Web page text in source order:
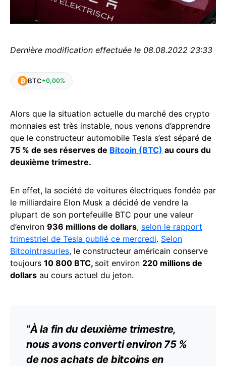
Dernière modification effectuée le 08.08.2022 23:33
BTC+0,00%
Alors que la situation actuelle du marché des crypto
monnaies est très instable, nous venons d’apprendre
que le constructeur automobile Tesla s’est séparé de
75 % de ses réserves de Bitcoin (BTC) au cours du
deuxième trimestre.
En effet, la société de voitures électriques fondée par
le milliardaire Elon Musk a décidé de vendre la
plupart de son portefeuille BTC pour une valeur
d’environ 936 millions de dollars, selon le rapport
trimestriel de Tesla publié ce mercredi. Selon
Bitcointrasuries, le constructeur américain conserve
toujours 10 800 BTC, soit environ 220 millions de
dollars au cours actuel du jeton.
“À la fin du deuxième trimestre,
nous avons converti environ 75 %
de nos achats de bitcoins en